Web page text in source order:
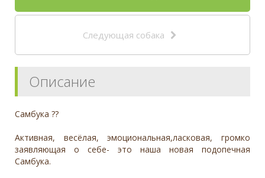
Следующая собака
Описание
Самбука ??
Активная, весёлая, эмоциональная,ласковая, громко
заявляющая о себе- это наша новая подопечная
Самбука.